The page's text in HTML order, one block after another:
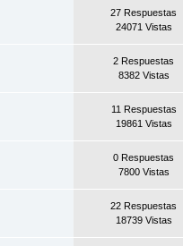
27 Respuestas
24071 Vistas
2 Respuestas
8382 Vistas
11 Respuestas
19861 Vistas
0 Respuestas
7800 Vistas
22 Respuestas
18739 Vistas